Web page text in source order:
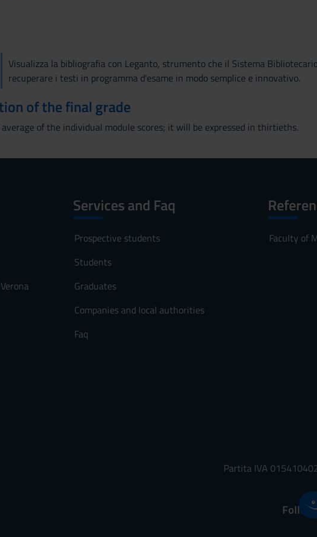
Visualizza la bibliografia con Leganto, strumento che il Sistema
recuperare i testi in programma d'esame in modo semplice e innovativo.
of the final grade
of the individual module scores; it will be expressed in thirtieths.
Services and Faq
Prospective students
Students
Graduates
Companies and local authorities
Faq
Faculty of
Partita IVA
Follow